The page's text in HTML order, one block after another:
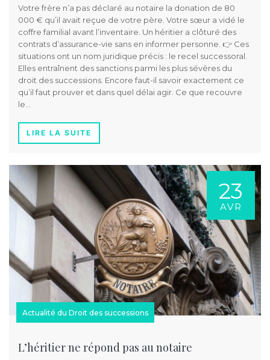
Votre frère n’a pas déclaré au notaire la donation de 80
000 € qu’il avait reçue de votre père. Votre sœur a vidé le
coffre familial avant l’inventaire. Un héritier a clôturé des
contrats d’assurance-vie sans en informer personne. 👉 Ces
situations ont un nom juridique précis : le recel successoral.
Elles entraînent des sanctions parmi les plus sévères du
droit des successions. Encore faut-il savoir exactement ce
qu’il faut prouver et dans quel délai agir. Ce que recouvre
le…
LIRE LA SUITE
23
AVR
Actualité du Droit des successions
L’héritier ne répond pas au notaire